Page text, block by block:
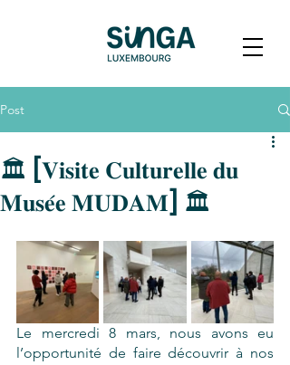
Post
🏛 [𝐕𝐢𝐬𝐢𝐭𝐞 𝐂𝐮𝐥𝐭𝐮𝐫𝐞𝐥𝐥𝐞 𝐝𝐮
𝐌𝐮𝐬𝐞́𝐞 𝐌𝐔𝐃𝐀𝐌] 🏛
Le mercredi 8 mars, nous avons eu
l’opportunité de faire découvrir à nos